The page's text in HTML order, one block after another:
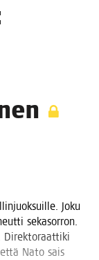
Joku
seka­sor­ron.
Direk­to­raat­ti­ki
Nato sais